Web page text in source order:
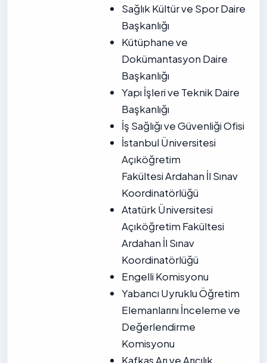
Sağlık Kültür ve Spor Daire
Başkanlığı
Kütüphane ve
Dokümantasyon Daire
Başkanlığı
Yapı İşleri ve Teknik Daire
Başkanlığı
İş Sağlığı ve Güvenliği Ofisi
İstanbul Üniversitesi
Açıköğretim
Fakültesi Ardahan İl Sınav
Koordinatörlüğü
Atatürk Üniversitesi
Açıköğretim Fakültesi
Ardahan İl Sınav
Koordinatörlüğü
Engelli Komisyonu
Yabancı Uyruklu Öğretim
Elemanlarını İnceleme ve
Değerlendirme
Komisyonu
Kafkas Arı ve Arıcılık